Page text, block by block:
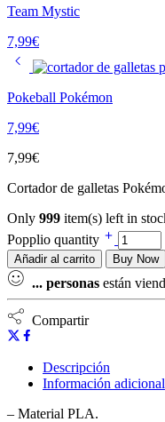
Team Mystic
7,99€
Pokeball Pokémon
7,99€
7,99€
Cortador de galletas
Only 999 item(s) left in
Popplio quantity
Añadir al carrito Buy Now
... personas están
Compartir
Descripción
Información adicional
– Material PLA.